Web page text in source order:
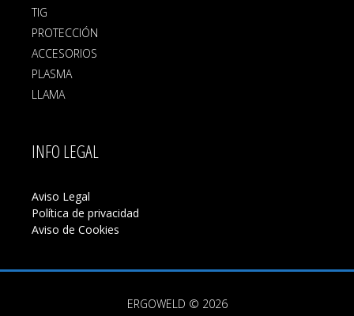
TIG
PROTECCIÓN
ACCESORIOS
PLASMA
LLAMA
INFO LEGAL
Aviso Legal
Política de privacidad
Aviso de Cookies
ERGOWELD © 2026